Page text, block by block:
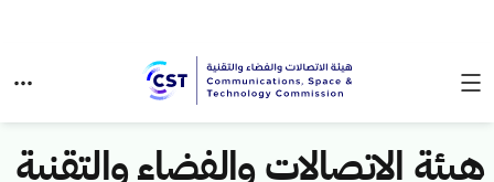
هيئة الاتصالات والفضاء والتقنية